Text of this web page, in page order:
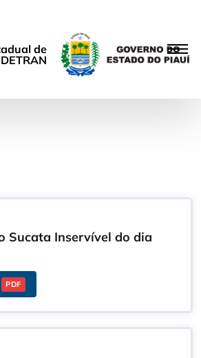
de
Sucata Inservível do dia
PDF